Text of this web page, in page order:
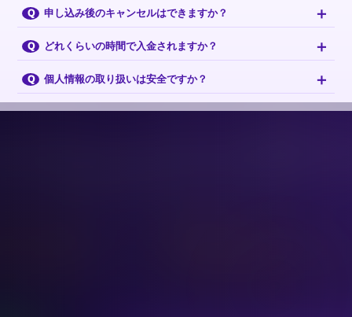
Q 申し込み後のキャンセルはできますか？ ＋
Q どれくらいの時間で入金されますか？ ＋
Q 個人情報の取り扱いは安全ですか？ ＋